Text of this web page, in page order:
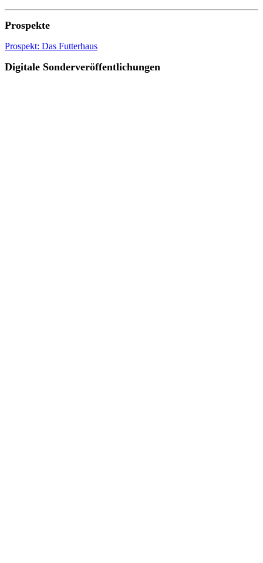
Prospekte
Prospekt: Das Futterhaus
Digitale Sonderveröffentlichungen